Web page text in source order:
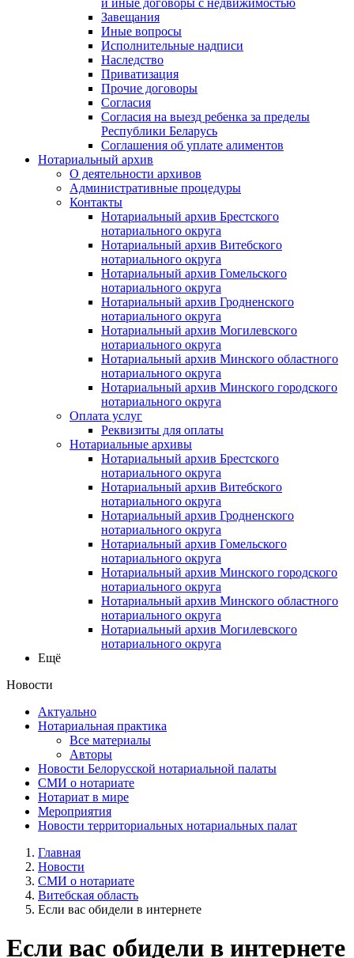
Завещания
Иные вопросы
Исполнительные надписи
Наследство
Приватизация
Прочие договоры
Согласия
Согласия на выезд ребенка за пределы
Республики Беларусь
Соглашения об уплате алиментов
Нотариальный архив
О деятельности архивов
Административные процедуры
Контакты
Нотариальный архив Брестского
нотариального округа
Нотариальный архив Витебского
нотариального округа
Нотариальный архив Гомельского
нотариального округа
Нотариальный архив Гродненского
нотариального округа
Нотариальный архив Могилевского
нотариального округа
Нотариальный архив Минского областного
нотариального округа
Нотариальный архив Минского городского
нотариального округа
Оплата услуг
Реквизиты для оплаты
Нотариальные архивы
Нотариальный архив Брестского
нотариального округа
Нотариальный архив Витебского
нотариального округа
Нотариальный архив Гродненского
нотариального округа
Нотариальный архив Гомельского
нотариального округа
Нотариальный архив Минского городского
нотариального округа
Нотариальный архив Минского областного
нотариального округа
Нотариальный архив Могилевского
нотариального округа
Ещё
Новости
Актуально
Нотариальная практика
Все материалы
Авторы
Новости Белорусской нотариальной палаты
СМИ о нотариате
Нотариат в мире
Мероприятия
Новости территориальных нотариальных палат
Главная
Новости
СМИ о нотариате
Витебская область
Если вас обидели в интернете
Если вас обидели в интернете